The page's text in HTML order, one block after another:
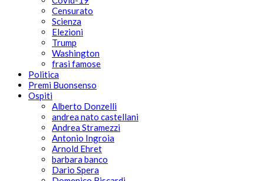
Censurato
Scienza
Elezioni
Trump
Washington
frasi famose
Politica
Premi Buonsenso
Ospiti
Alberto Donzelli
andrea nato castellani
Andrea Stramezzi
Antonio Ingroia
Arnold Ehret
barbara banco
Dario Spera